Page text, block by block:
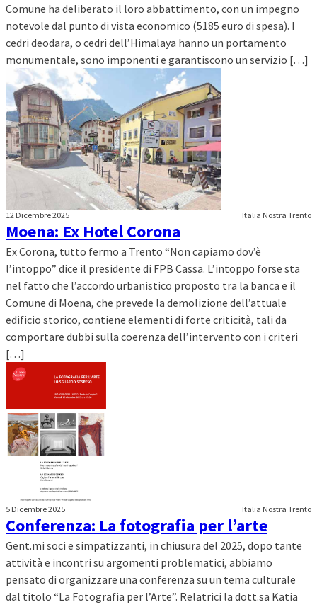
Comune ha deliberato il loro abbattimento, con un impegno
notevole dal punto di vista economico (5185 euro di spesa). I
cedri deodara, o cedri dell’Himalaya hanno un portamento
monumentale, sono imponenti e garantiscono un servizio […]
12 Dicembre 2025 Italia Nostra Trento
Moena: Ex Hotel Corona
Ex Corona, tutto fermo a Trento “Non capiamo dov’è
l’intoppo” dice il presidente di FPB Cassa. L’intoppo forse sta
nel fatto che l’accordo urbanistico proposto tra la banca e il
Comune di Moena, che prevede la demolizione dell’attuale
edificio storico, contiene elementi di forte criticità, tali da
comportare dubbi sulla coerenza dell’intervento con i criteri
[…]
5 Dicembre 2025 Italia Nostra Trento
Conferenza: La fotografia per l’arte
Gent.mi soci e simpatizzanti, in chiusura del 2025, dopo tante
attività e incontri su argomenti problematici, abbiamo
pensato di organizzare una conferenza su un tema culturale
dal titolo “La Fotografia per l’Arte”. Relatrici la dott.sa Katia